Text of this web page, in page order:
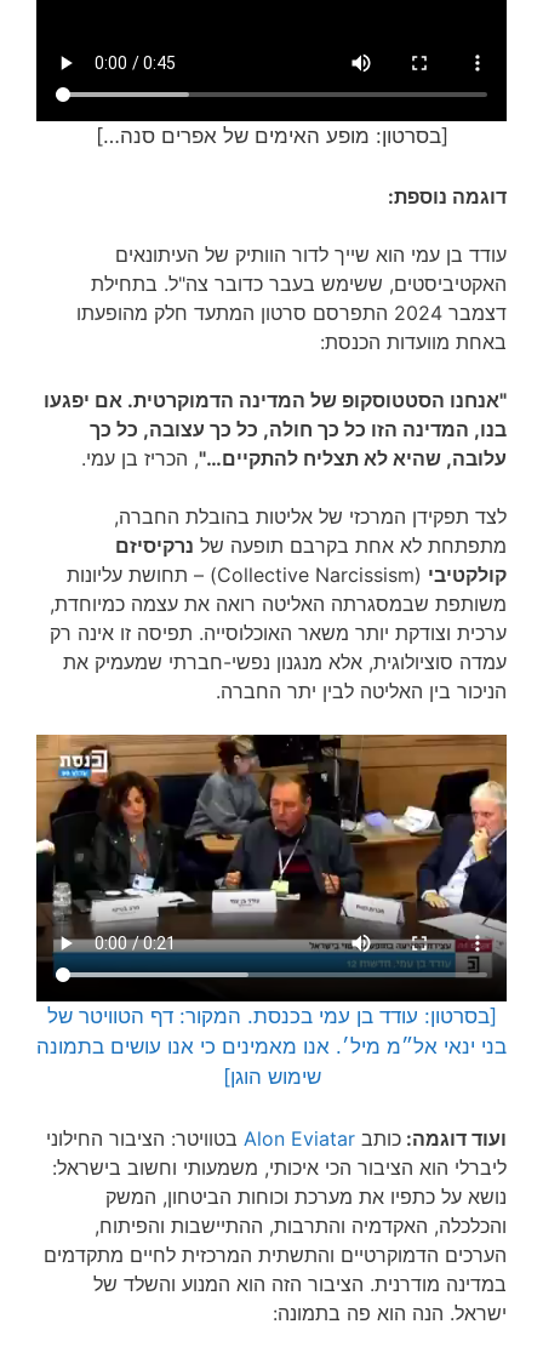
[בסרטון: מופע האימים של אפרים סנה…]
דוגמה נוספת:
עודד בן עמי הוא שייך לדור הוותיק של העיתונאים
האקטיביסטים, ששימש בעבר כדובר צה"ל. בתחילת
דצמבר 2024 התפרסם סרטון המתעד חלק מהופעתו
באחת מוועדות הכנסת:
"אנחנו הסטטוסקופ של המדינה הדמוקרטית. אם יפגעו
בנו, המדינה הזו כל כך חולה, כל כך עצובה, כל כך
עלובה, שהיא לא תצליח להתקיים…", הכריז בן עמי.
לצד תפקידן המרכזי של אליטות בהובלת החברה,
מתפתחת לא אחת בקרבם תופעה של נרקיסיזם
קולקטיבי
(Collective Narcissism) – תחושת עליונות
משותפת שבמסגרתה האליטה רואה את עצמה כמיוחדת,
ערכית וצודקת יותר משאר האוכלוסייה. תפיסה זו אינה רק
עמדה סוציולוגית, אלא מנגנון נפשי-חברתי שמעמיק את
הניכור בין האליטה לבין יתר החברה.
[בסרטון: עודד בן עמי בכנסת. המקור: דף הטוויטר של
בני ינאי אל״מ מיל׳. אנו מאמינים כי אנו עושים בתמונה
שימוש הוגן]
ועוד דוגמה: כותב Alon Eviatar בטוויטר: הציבור החילוני
ליברלי הוא הציבור הכי איכותי, משמעותי וחשוב בישראל:
נושא על כתפיו את מערכת וכוחות הביטחון, המשק
והכלכלה, האקדמיה והתרבות, ההתיישבות והפיתוח,
הערכים הדמוקרטיים והתשתית המרכזית לחיים מתקדמים
במדינה מודרנית. הציבור הזה הוא המנוע והשלד של
ישראל. הנה הוא פה בתמונה: